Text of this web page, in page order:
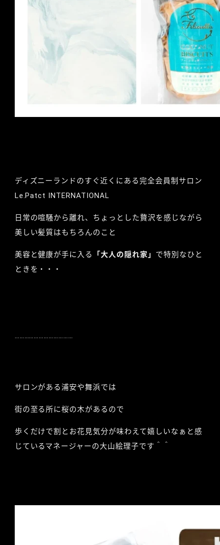
ディズニーランドのすぐ近くにある完全会員制サロン
Le.Patct INTERNATIONAL
日常の喧騒から離れ、ちょっとした贅沢を感じながら
美しい髪質はもちろんのこと
美容と健康が手に入る 「大人の隠れ家」 で特別なひと
ときを・・・
………………………………
サロンがある浦安や舞浜では
街の至る所に桜の木があるので
歩くだけで割とお花見気分が味わえて嬉しいなぁと感
じているマネージャーの大山絵理子です＾＾